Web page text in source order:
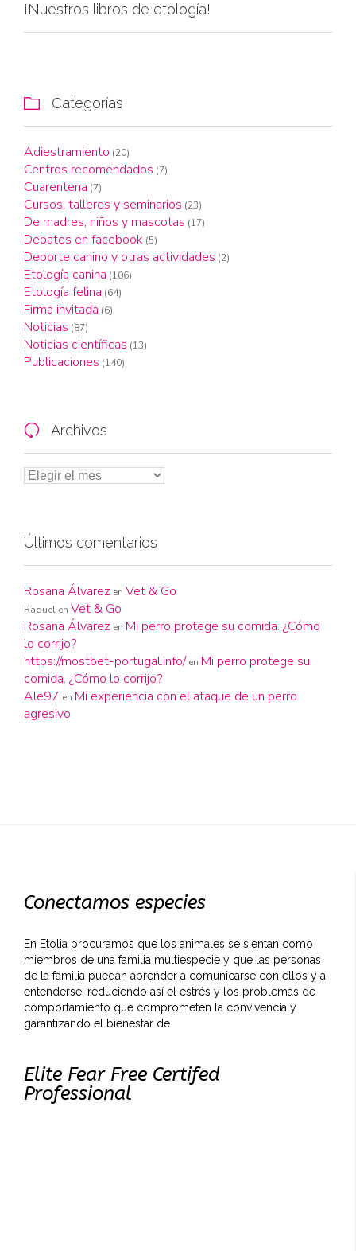
¡Nuestros libros de etología!
 Categorías
Adiestramiento (20)
Centros recomendados (7)
Cuarentena (7)
Cursos, talleres y seminarios (23)
De madres, niños y mascotas (17)
Debates en facebook (5)
Deporte canino y otras actividades (2)
Etología canina (106)
Etología felina (64)
Firma invitada (6)
Noticias (87)
Noticias científicas (13)
Publicaciones (140)
 Archivos
Últimos comentarios
Rosana Álvarez en Vet & Go
Raquel en Vet & Go
Rosana Álvarez en Mi perro protege su comida. ¿Cómo
lo corrijo?
https://mostbet-portugal.info/ en Mi perro protege su
comida. ¿Cómo lo corrijo?
Ale97 en Mi experiencia con el ataque de un perro
agresivo
Conectamos especies
En Etolia procuramos que los animales se sientan como
miembros de una familia multiespecie y que las personas
de la familia puedan aprender a comunicarse con ellos y a
entenderse, reduciendo así el estrés y los problemas de
comportamiento que comprometen la convivencia y
garantizando el bienestar de
Elite Fear Free Certifed
Professional